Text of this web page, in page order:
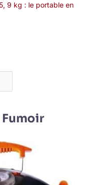
9 kg : le portable en